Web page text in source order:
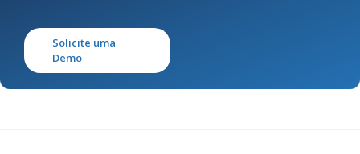
Solicite uma
Demo